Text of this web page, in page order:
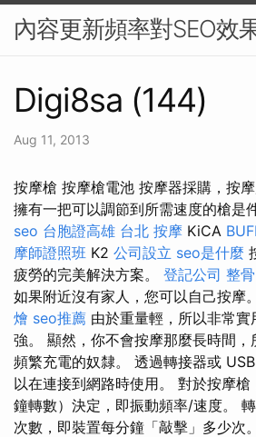
內容更新頻率對SEO效
Digi8sa (144)
Aug 11, 2013
按摩槍 按摩槍電池 按摩器採購，按
擁有一把可以調節到所需速度的槍是
seo 台胞證高雄 台北 按摩 KiCA
摩師證照班 K2 公司設立 seo是什麼
疲勞的完美解決方案。 登記公司 整骨
如果附近沒有家人，您可以自己按摩。
燴 seo推薦 由於重量輕，所以非常
強。 顯然，你不會按摩那麼長時間，
頻繁充電的奴隸。 透過轉接器或
以在連接到網路時使用。 對於按摩槍
鐘轉數）決定，即振動頻率/速度。
次數，即裝置每分鐘「敲擊」多少次